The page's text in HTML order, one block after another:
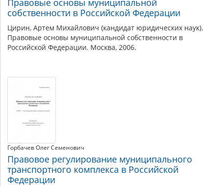
Правовые основы муниципальной
собственности в Российской Федерации
Цирин, Артем Михайлович (кандидат юридических наук).
Правовые основы муниципальной собственности в
Российской Федерации. Москва, 2006.
Горбачев Олег Семенович
Правовое регулирование муниципального
транспортного комплекса в Российской
Федерации